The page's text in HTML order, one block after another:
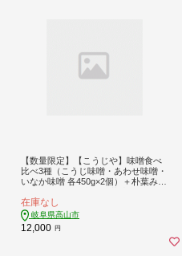
【数量限定】【こうじや】味噌食べ
比べ3種（こうじ味噌・あわせ味噌・
いなか味噌 各450g×2個）＋朴葉みそ
い セット 食べ比べ 糀屋柴田春次商
店 ET006
在庫なし
岐阜県高山市
12,000 円